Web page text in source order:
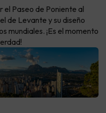
el Paseo de Poniente al
de Levante y su diseño
mundiales. ¡Es el momento